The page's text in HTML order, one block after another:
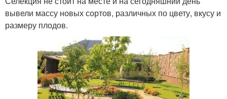
вывели массу новых сортов, различных по цвету, вкусу и
размеру плодов.